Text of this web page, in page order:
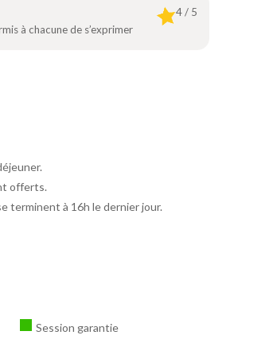
4 / 5
à chacune de s’exprimer
offerts.
terminent à 16h le dernier jour.
Session garantie